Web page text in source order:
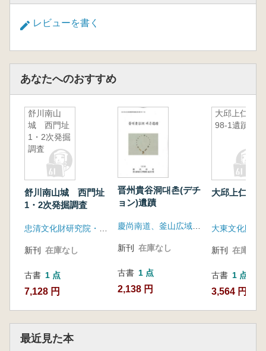
レビューを書く
あなたへのおすすめ
舒川南山
城 西門址
1・2次発掘
調査
舒川南山城 西門址
1・2次発掘調査
新刊 在庫なし
古書 1 点
7,128 円
晋州貴谷洞대촌(デチ
ョン)遺蹟
慶尚南道、釜山広域市立博物館福泉分館
新刊 在庫なし
古書 1 点
2,138 円
大邱上仁洞
98-1遺蹟
大邱上仁洞
大東文化財研
新刊 在庫なし
古書 1 点
3,564 円
最近見た本